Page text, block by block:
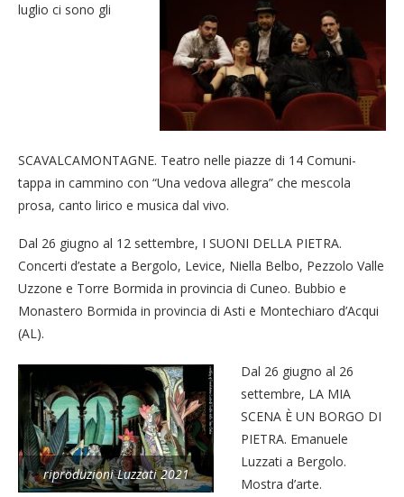
luglio ci sono gli
SCAVALCAMONTAGNE. Teatro nelle piazze di 14 Comuni-
tappa in cammino con “Una vedova allegra” che mescola
prosa, canto lirico e musica dal vivo.
Dal 26 giugno al 12 settembre, I SUONI DELLA PIETRA.
Concerti d’estate a Bergolo, Levice, Niella Belbo, Pezzolo Valle
Uzzone e Torre Bormida in provincia di Cuneo. Bubbio e
Monastero Bormida in provincia di Asti e Montechiaro d’Acqui
(AL).
riproduzioni Luzzati 2021
Dal 26 giugno al 26
settembre, LA MIA
SCENA È UN BORGO DI
PIETRA. Emanuele
Luzzati a Bergolo.
Mostra d’arte.